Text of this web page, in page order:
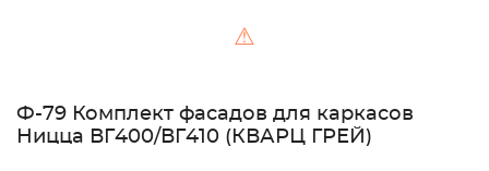
⚠
Ф-79 Комплект фасадов для каркасов
Ницца ВГ400/ВГ410 (КВАРЦ ГРЕЙ)